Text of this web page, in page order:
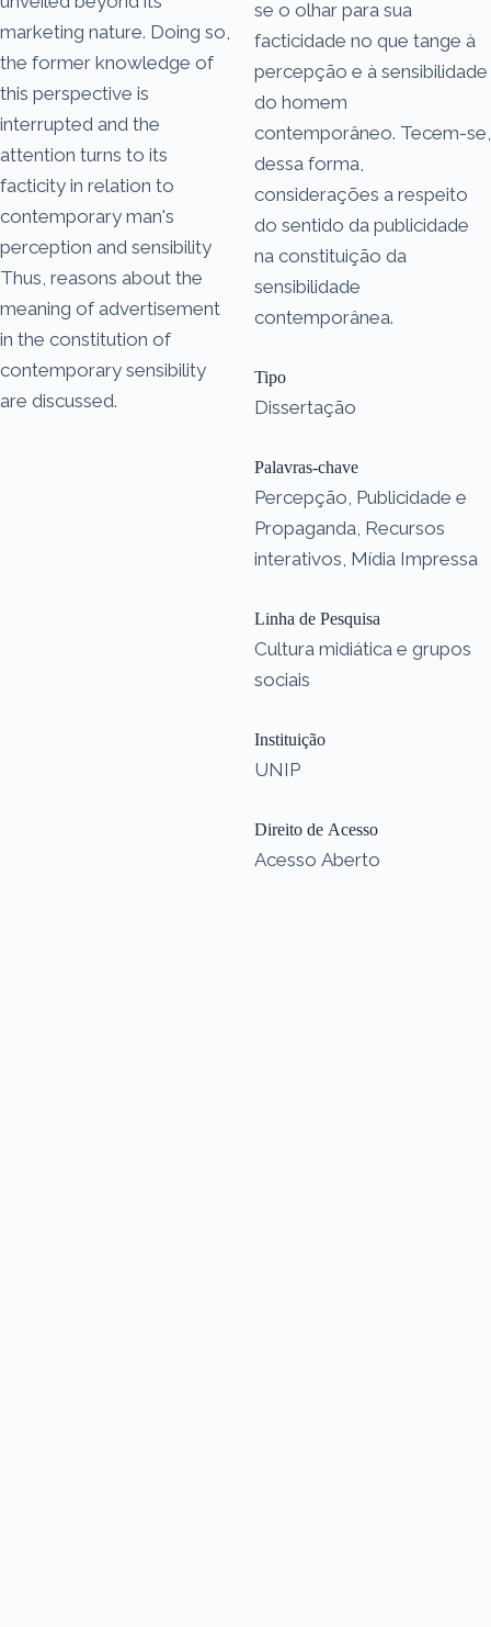
marketing nature. Doing so,
the former knowledge of
this perspective is
interrupted and the
attention turns to its
facticity in relation to
contemporary man's
perception and sensibility
Thus, reasons about the
meaning of advertisement
in the constitution of
contemporary sensibility
are discussed.
se o olhar para sua
facticidade no que tange à
percepção e à sensibilidade
do homem
contemporâneo. Tecem-se,
dessa forma,
considerações a respeito
do sentido da publicidade
na constituição da
sensibilidade
contemporânea.
Tipo
Dissertação
Palavras-chave
Percepção, Publicidade e
Propaganda, Recursos
interativos, Mídia Impressa
Linha de Pesquisa
Cultura midiática e grupos
sociais
Instituição
UNIP
Direito de Acesso
Acesso Aberto